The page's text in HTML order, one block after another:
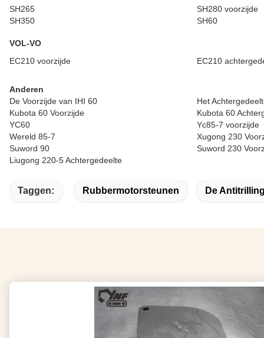
SH265
SH280 voorzijde
SH350
SH60
VOL-VO
EC210 voorzijde
EC210
Anderen
De Voorzijde van IHI 60
Het
Kubota 60 Voorzijde
Kubota 60
YC60
Yc85-7 voorzijde
Wereld 85-7
Xugong 230
Suword 90
Suword 230
Liugong 220-5 Achtergedeelte
Taggen: Rubbermotorsteunen De